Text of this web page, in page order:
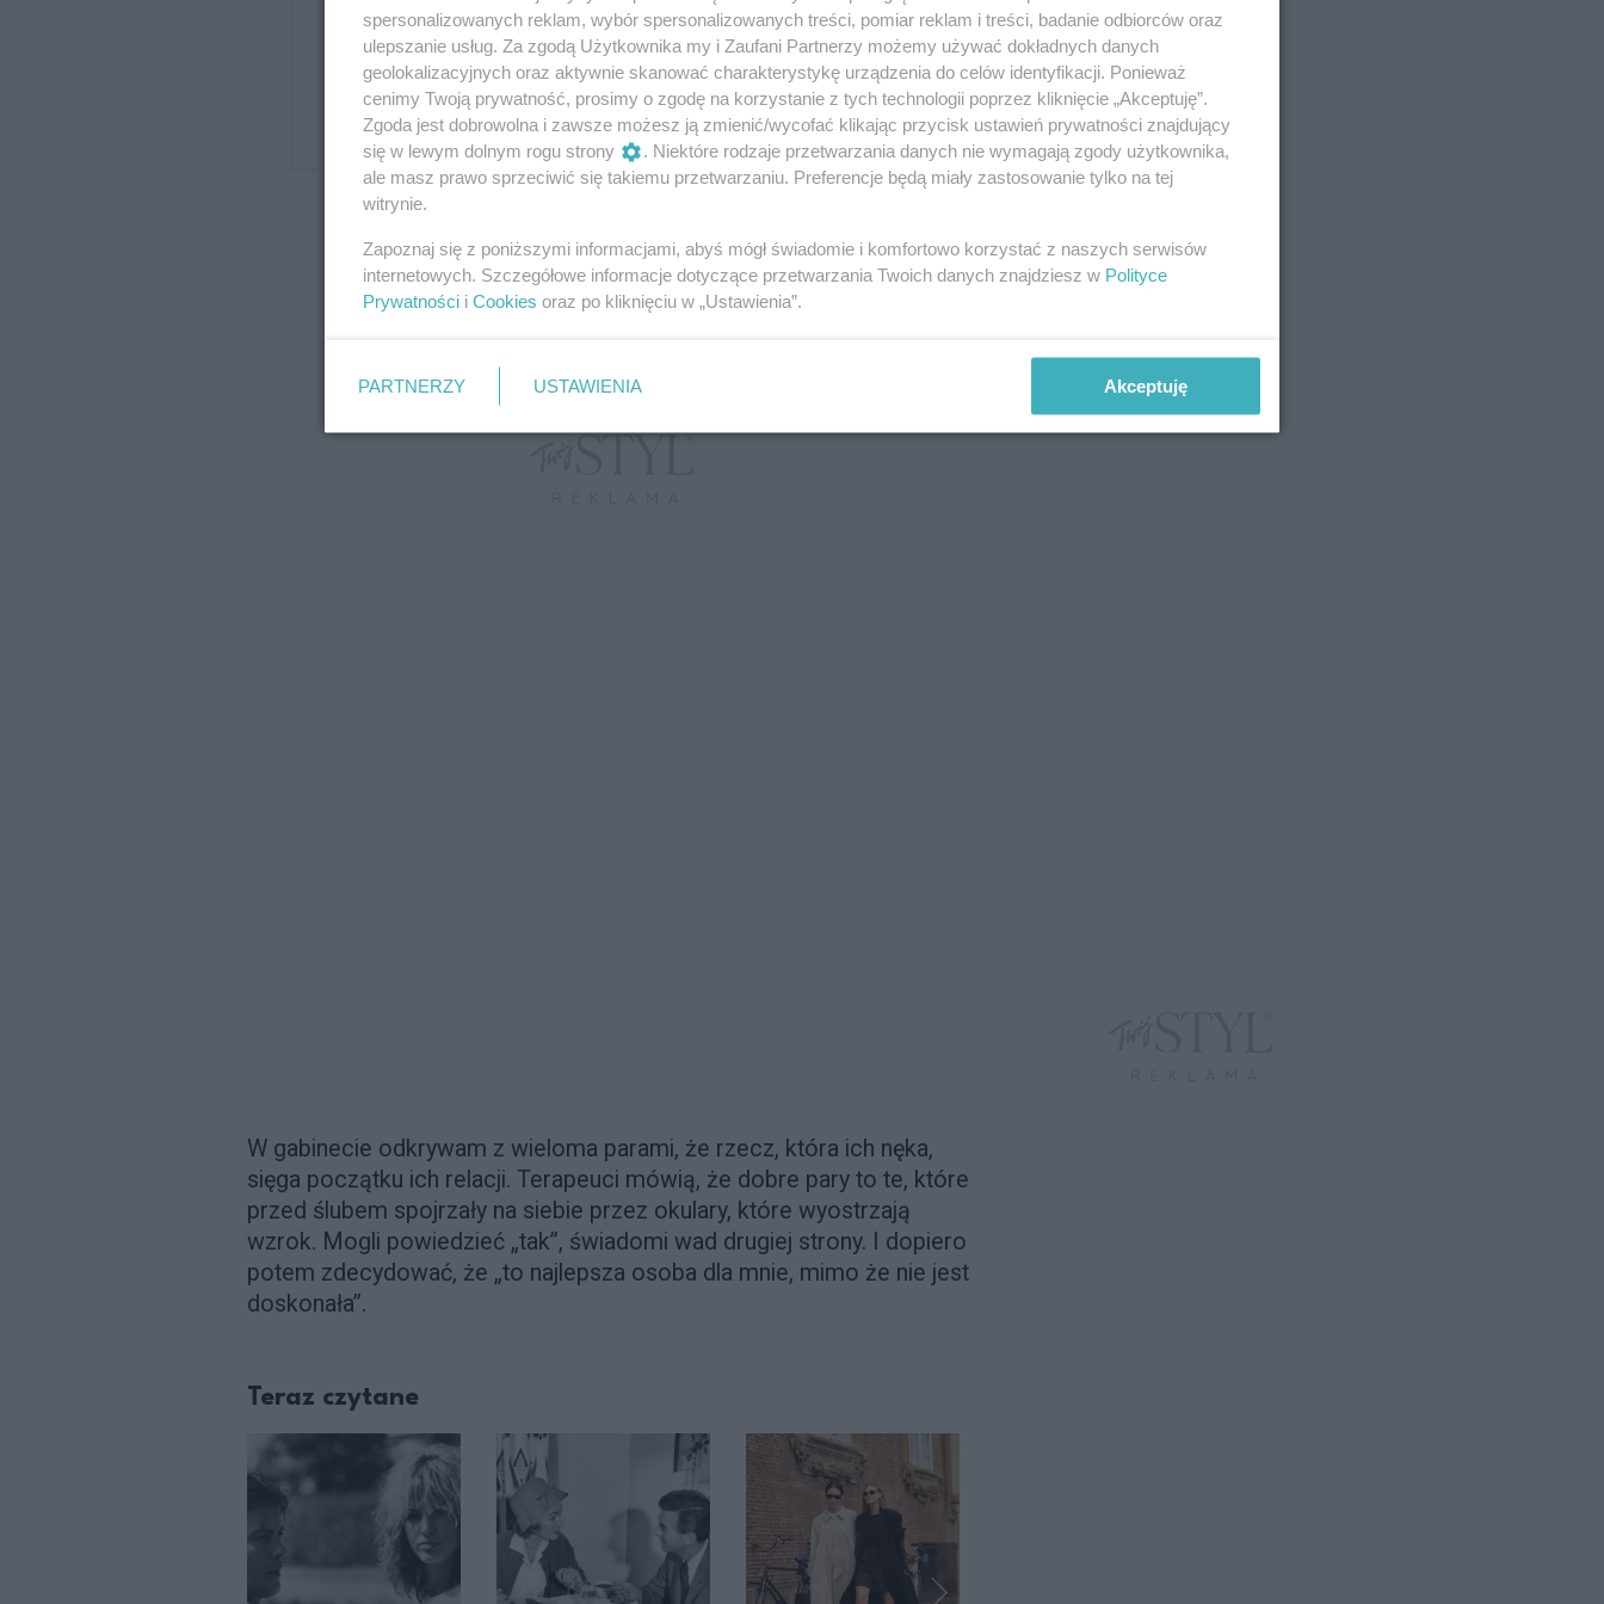
lekceważymy. Łudzimy się, że jeśli
przeczekamy, problem sam się rozwiąże.
A bagatelizowane problemy narastają.
W gabinecie odkrywam z wieloma parami, że rzecz, która ich nęka,
sięga początku ich relacji. Terapeuci mówią, że dobre pary to te, które
przed ślubem spojrzały na siebie przez okulary, które wyostrzają
wzrok. Mogli powiedzieć „tak”, świadomi wad drugiej strony. I dopiero
potem zdecydować, że „to najlepsza osoba dla mnie, mimo że nie jest
doskonała”.
Teraz czytane
spersonalizowanych reklam, wybór spersonalizowanych treści, pomiar reklam i treści, badanie odbiorców oraz
ulepszanie usług. Za zgodą Użytkownika my i Zaufani Partnerzy możemy używać dokładnych danych
geolokalizacyjnych oraz aktywnie skanować charakterystykę urządzenia do celów identyfikacji. Ponieważ
cenimy Twoją prywatność, prosimy o zgodę na korzystanie z tych technologii poprzez kliknięcie „Akceptuję”.
Zgoda jest dobrowolna i zawsze możesz ją zmienić/wycofać klikając przycisk ustawień prywatności znajdujący
się w lewym dolnym rogu strony
. Niektóre rodzaje przetwarzania danych nie wymagają zgody użytkownika,
ale masz prawo sprzeciwić się takiemu przetwarzaniu. Preferencje będą miały zastosowanie tylko na tej
witrynie.
Zapoznaj się z poniższymi informacjami, abyś mógł świadomie i komfortowo korzystać z naszych serwisów
internetowych. Szczegółowe informacje dotyczące przetwarzania Twoich danych znajdziesz w Polityce
Prywatności i Cookies oraz po kliknięciu w „Ustawienia”.
PARTNERZY USTAWIENIA Akceptuję